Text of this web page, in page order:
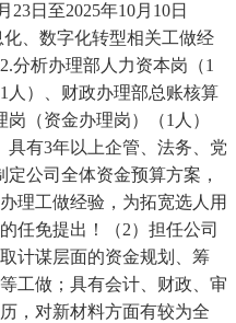
日至2025年10月10日
、数字化转型相关工做经
分析办理部人力资本岗（1
人）、财政办理部总账核算
（资金办理岗）（1人）
具有3年以上企管、法务、党
公司全体资金预算方案，
理工做经验，为拓宽选人用
任免提出！（2）担任公司
计谋层面的资金规划、筹
工做；具有会计、财政、审
，对新材料方面有较为全